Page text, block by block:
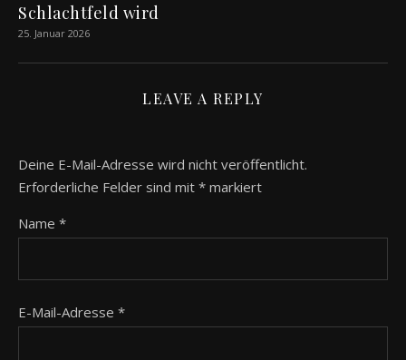
Schlachtfeld wird
25. Januar 2026
LEAVE A REPLY
Deine E-Mail-Adresse wird nicht veröffentlicht.
Erforderliche Felder sind mit * markiert
Name *
E-Mail-Adresse *